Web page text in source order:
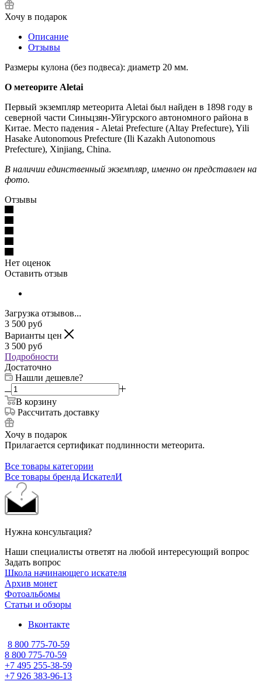
Хочу в подарок
Описание
Отзывы
Размеры кулона (без подвеса): диаметр 20 мм.
О метеорите Aletai
Первый экземпляр метеорита Aletai был найден в 1898 году в
северной части Синьцзян-Уйгурского автономного района в
Китае. Место падения - Aletai Prefecture (Altay Prefecture), Yili
Hasake Autonomous Prefecture (Ili Kazakh Autonomous
Prefecture), Xinjiang, China.
В наличии единственный экземпляр, именно он представлен на
фото.
Отзывы
Нет оценок
Оставить отзыв
Загрузка отзывов...
3 500 руб
Варианты цен
3 500 руб
Подробности
Достаточно
Нашли дешевле?
В корзину
Рассчитать доставку
Хочу в подарок
Прилагается сертификат подлинности метеорита.
Все товары категории
Все товары бренда ИскателИ
Нужна консультация?
Наши специалисты ответят на любой интересующий вопрос
Задать вопрос
Школа начинающего искателя
Архив монет
Фотоальбомы
Статьи и обзоры
Вконтакте
8 800 775-70-59
8 800 775-70-59
+7 495 255-38-59
+7 926 383-96-13